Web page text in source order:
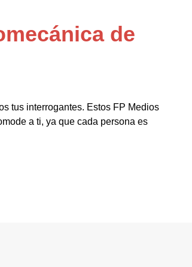
de
tus interrogantes. Estos FP Medios
a ti, ya que cada persona es